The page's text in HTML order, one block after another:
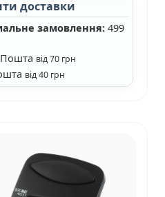
доставки
замовлення:499
від 70 грн
від 40 грн